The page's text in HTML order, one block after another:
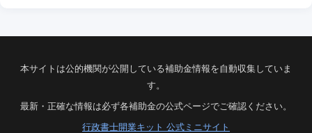
本サイトは公的機関が公開している補助金情報を自動収集していま
す。
最新・正確な情報は必ず各補助金の公式ページでご確認ください。
行政書士開業キット 公式ミニサイト